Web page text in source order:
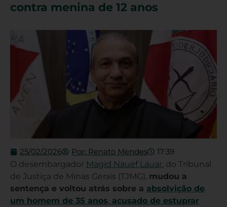
contra menina de 12 anos
25/02/2026 Por: Renato Mendes 17:39
O desembargador Magid Nauef Láuar, do Tribunal
de Justiça de Minas Gerais (TJMG), mudou a
sentença e voltou atrás sobre a absolvição de
um homem de 35 anos, acusado de estuprar